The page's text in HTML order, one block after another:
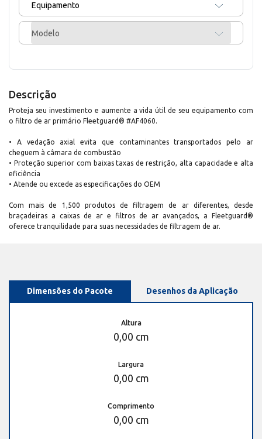
Equipamento
Modelo
Descrição
Proteja seu investimento e aumente a vida útil de seu equipamento com
o filtro de ar primário Fleetguard® #AF4060.
• A vedação axial evita que contaminantes transportados pelo ar
cheguem à câmara de combustão
• Proteção superior com baixas taxas de restrição, alta capacidade e alta
eficiência
• Atende ou excede as especificações do OEM
Com mais de 1,500 produtos de filtragem de ar diferentes, desde
braçadeiras a caixas de ar e filtros de ar avançados, a Fleetguard®
oferece tranquilidade para suas necessidades de filtragem de ar.
Dimensões do Pacote Desenhos da Aplicação
Altura
0,00 cm
Largura
0,00 cm
Comprimento
0,00 cm